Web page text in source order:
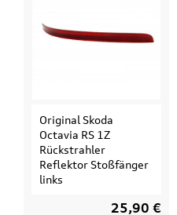
Original Skoda
Octavia RS 1Z
Rückstrahler
Reflektor Stoßfänger
links
25,90 €